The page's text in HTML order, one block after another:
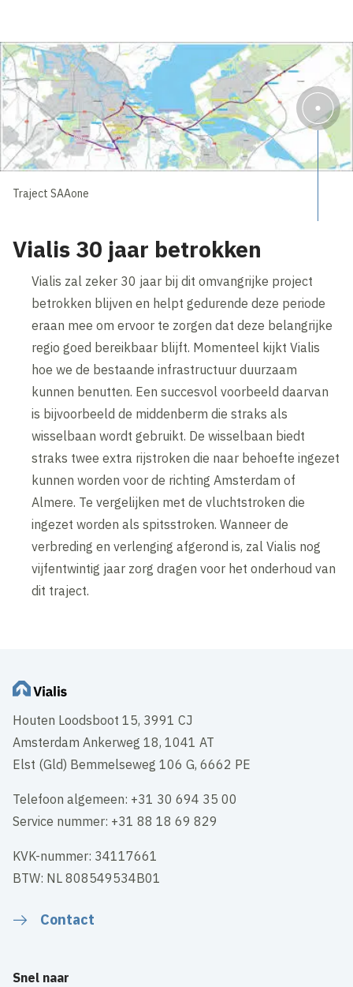
Traject SAAone
Vialis 30 jaar betrokken
Vialis zal zeker 30 jaar bij dit omvangrijke project
betrokken blijven en helpt gedurende deze periode
eraan mee om ervoor te zorgen dat deze belangrijke
regio goed bereikbaar blijft. Momenteel kijkt Vialis
hoe we de bestaande infrastructuur duurzaam
kunnen benutten. Een succesvol voorbeeld daarvan
is bijvoorbeeld de middenberm die straks als
wisselbaan wordt gebruikt. De wisselbaan biedt
straks twee extra rijstroken die naar behoefte ingezet
kunnen worden voor de richting Amsterdam of
Almere. Te vergelijken met de vluchtstroken die
ingezet worden als spitsstroken. Wanneer de
verbreding en verlenging afgerond is, zal Vialis nog
vijfentwintig jaar zorg dragen voor het onderhoud van
dit traject.
Houten Loodsboot 15, 3991 CJ
Amsterdam Ankerweg 18, 1041 AT
Elst (Gld) Bemmelseweg 106 G, 6662 PE
Telefoon algemeen: +31 30 694 35 00
Service nummer: +31 88 18 69 829
KVK-nummer: 34117661
BTW: NL 808549534B01
Contact
Snel naar